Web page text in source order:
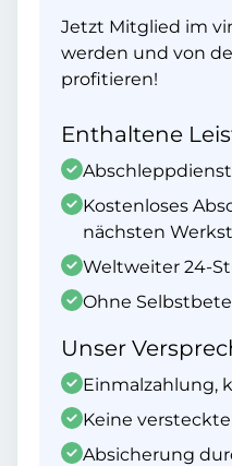
Jetzt Mitglied im
werden und von
profitieren!
Enthaltene
Kostenloses
nächsten
Weltweiter 24-
Ohne
Unser
Einmalzahlung,
Keine
Absicherung